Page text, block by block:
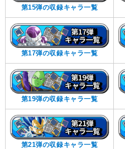
第15弾の収録キャラ一覧
第17弾の収録キャラ一覧
第19弾の収録キャラ一覧
第21弾の収録キャラ一覧